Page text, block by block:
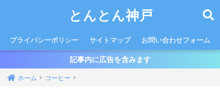
とんとん神戸
プライバシーポリシー サイトマップ お問い合わせフォーム
記事内に広告を含みます
ホーム コーヒー